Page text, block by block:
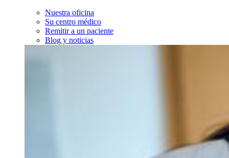
Nuestra oficina
Su centro médico
Remitir a un paciente
Blog y noticias